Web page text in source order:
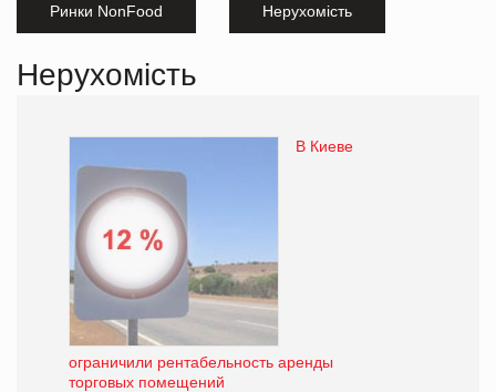
Ринки NonFood Нерухомість
Нерухомість
В Киеве
ограничили рентабельность аренды
торговых помещений